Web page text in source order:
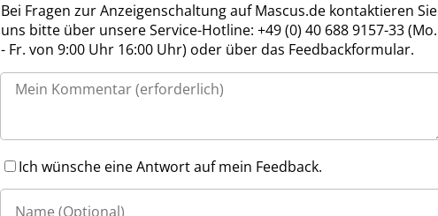
Bei Fragen zur Anzeigenschaltung auf Mascus.de kontaktieren Sie
uns bitte über unsere Service-Hotline: +49 (0) 40 688 9157-33 (Mo.
- Fr. von 9:00 Uhr 16:00 Uhr) oder über das Feedbackformular.
Ich wünsche eine Antwort auf mein Feedback.